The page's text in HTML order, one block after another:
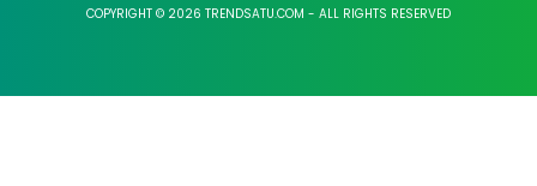
COPYRIGHT © 2026 TRENDSATU.COM - ALL RIGHTS RESERVED